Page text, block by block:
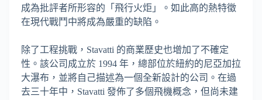
成為批評者所形容的「飛行火炬」。如此高的熱特徵
在現代戰鬥中將成為嚴重的缺陷。
除了工程挑戰，Stavatti 的商業歷史也增加了不確定
性。該公司成立於 1994 年，總部位於紐約的尼亞加拉
大瀑布，並將自己描述為一個全新設計的公司。在過
去三十年中，Stavatti 發佈了多個飛機概念，但尚未建